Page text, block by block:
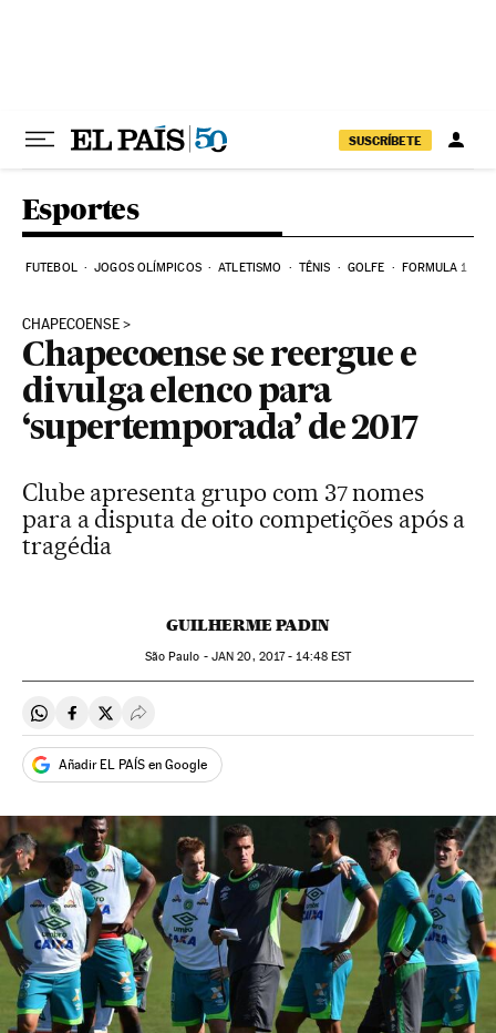
SUSCRÍBETE
Esportes
FUTEBOL JOGOS OLÍMPICOS ATLETISMO TÊNIS GOLFE FORMULA 1
CHAPECOENSE
Chapecoense se reergue e
divulga elenco para
‘supertemporada’ de 2017
Clube apresenta grupo com 37 nomes
para a disputa de oito competições após a
tragédia
GUILHERME PADIN
São Paulo - JAN 20, 2017 - 14:48EST
Compartir en Whatsapp
Compartir en Facebook
Compartir en Twitter
Desplegar Redes Sociales
Añadir EL PAÍS en Google